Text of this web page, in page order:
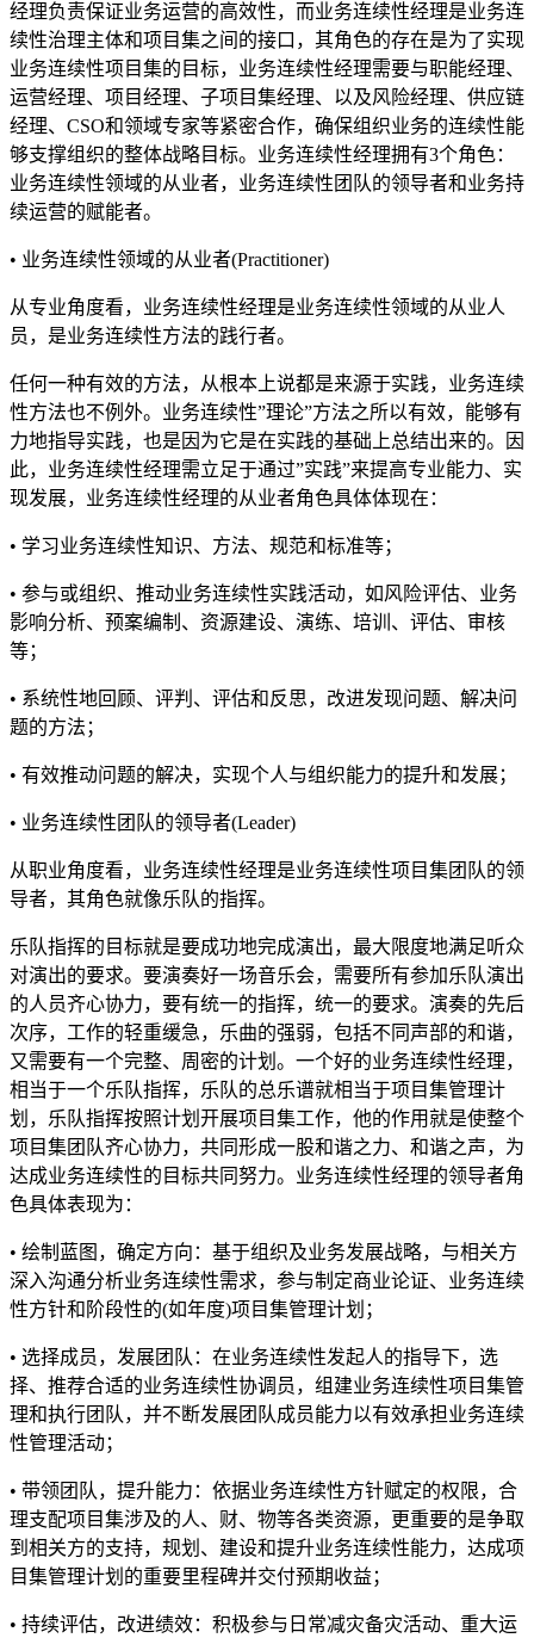
经理负责保证业务运营的高效性，而业务连续性经理是业务连
续性治理主体和项目集之间的接口，其角色的存在是为了实现
业务连续性项目集的目标，业务连续性经理需要与职能经理、
运营经理、项目经理、子项目集经理、以及风险经理、供应链
经理、CSO和领域专家等紧密合作，确保组织业务的连续性能
够支撑组织的整体战略目标。业务连续性经理拥有3个角色：
业务连续性领域的从业者，业务连续性团队的领导者和业务持
续运营的赋能者。
• 业务连续性领域的从业者(Practitioner)
从专业角度看，业务连续性经理是业务连续性领域的从业人
员，是业务连续性方法的践行者。
任何一种有效的方法，从根本上说都是来源于实践，业务连续
性方法也不例外。业务连续性”理论”方法之所以有效，能够有
力地指导实践，也是因为它是在实践的基础上总结出来的。因
此，业务连续性经理需立足于通过”实践”来提高专业能力、实
现发展，业务连续性经理的从业者角色具体体现在：
• 学习业务连续性知识、方法、规范和标准等；
• 参与或组织、推动业务连续性实践活动，如风险评估、业务
影响分析、预案编制、资源建设、演练、培训、评估、审核
等；
• 系统性地回顾、评判、评估和反思，改进发现问题、解决问
题的方法；
• 有效推动问题的解决，实现个人与组织能力的提升和发展；
• 业务连续性团队的领导者(Leader)
从职业角度看，业务连续性经理是业务连续性项目集团队的领
导者，其角色就像乐队的指挥。
乐队指挥的目标就是要成功地完成演出，最大限度地满足听众
对演出的要求。要演奏好一场音乐会，需要所有参加乐队演出
的人员齐心协力，要有统一的指挥，统一的要求。演奏的先后
次序，工作的轻重缓急，乐曲的强弱，包括不同声部的和谐，
又需要有一个完整、周密的计划。一个好的业务连续性经理，
相当于一个乐队指挥，乐队的总乐谱就相当于项目集管理计
划，乐队指挥按照计划开展项目集工作，他的作用就是使整个
项目集团队齐心协力，共同形成一股和谐之力、和谐之声，为
达成业务连续性的目标共同努力。业务连续性经理的领导者角
色具体表现为：
• 绘制蓝图，确定方向：基于组织及业务发展战略，与相关方
深入沟通分析业务连续性需求，参与制定商业论证、业务连续
性方针和阶段性的(如年度)项目集管理计划；
• 选择成员，发展团队：在业务连续性发起人的指导下，选
择、推荐合适的业务连续性协调员，组建业务连续性项目集管
理和执行团队，并不断发展团队成员能力以有效承担业务连续
性管理活动；
• 带领团队，提升能力：依据业务连续性方针赋定的权限，合
理支配项目集涉及的人、财、物等各类资源，更重要的是争取
到相关方的支持，规划、建设和提升业务连续性能力，达成项
目集管理计划的重要里程碑并交付预期收益；
• 持续评估，改进绩效：积极参与日常减灾备灾活动、重大运